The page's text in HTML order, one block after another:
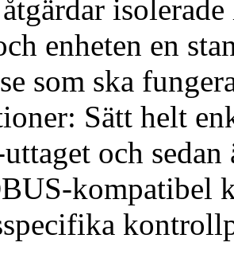
enheten en
som ska
Sätt helt
och
kompatibel